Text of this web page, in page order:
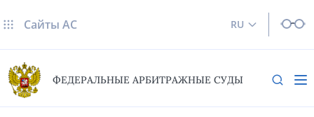
RU
Сайты AC
ФЕДЕРАЛЬНЫЕ АРБИТРАЖНЫЕ СУДЫ